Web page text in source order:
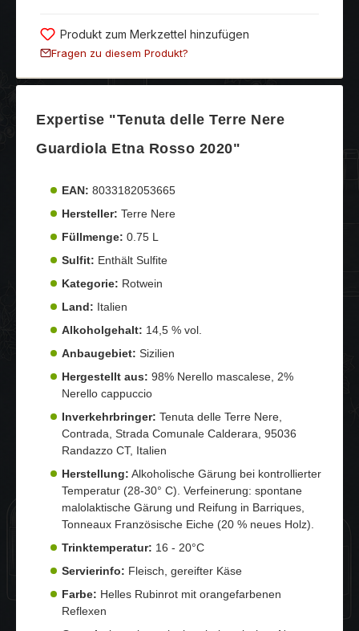
Produkt zum Merkzettel hinzufügen
Fragen zu diesem Produkt?
Expertise "Tenuta delle Terre Nere
Guardiola Etna Rosso 2020"
EAN: 8033182053665
Hersteller: Terre Nere
Füllmenge: 0.75 L
Sulfit: Enthält Sulfite
Kategorie: Rotwein
Land: Italien
Alkoholgehalt: 14,5 % vol.
Anbaugebiet: Sizilien
Hergestellt aus: 98% Nerello mascalese, 2%
Nerello cappuccio
Inverkehrbringer: Tenuta delle Terre Nere,
Contrada, Strada Comunale Calderara, 95036
Randazzo CT, Italien
Herstellung: Alkoholische Gärung bei kontrollierter
Temperatur (28-30° C). Verfeinerung: spontane
malolaktische Gärung und Reifung in Barriques,
Tonneaux Französische Eiche (20 % neues Holz).
Trinktemperatur: 16 - 20°C
Servierinfo: Fleisch, gereifter Käse
Farbe: Helles Rubinrot mit orangefarbenen
Reflexen